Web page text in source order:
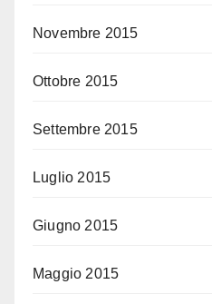
Novembre 2015
Ottobre 2015
Settembre 2015
Luglio 2015
Giugno 2015
Maggio 2015